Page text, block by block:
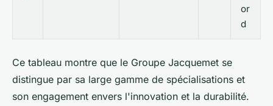
or
d
Ce tableau montre que le Groupe Jacquemet se
distingue par sa large gamme de spécialisations et
son engagement envers l'innovation et la durabilité.